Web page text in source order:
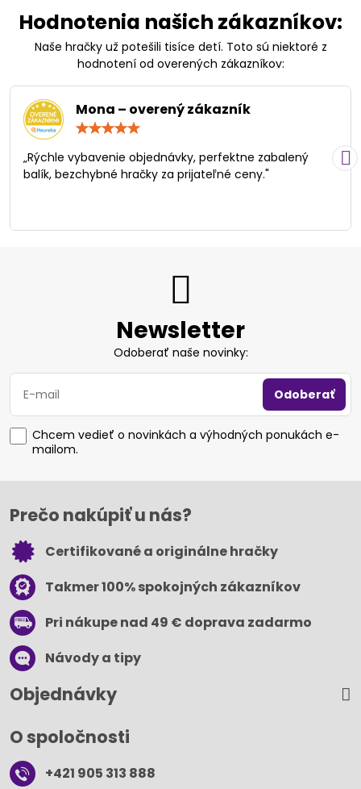
Hodnotenia našich zákazníkov:
Naše hračky už potešili tisíce detí. Toto sú niektoré z
hodnotení od overených zákazníkov:
Mona – overený zákazník
/
5
„Rýchle vybavenie objednávky, perfektne zabalený
balík, bezchybné hračky za prijateľné ceny."
Newsletter
Odoberať naše novinky:
Odoberať
Chcem vedieť o novinkách a výhodných ponukách e-
mailom.
Prečo nakúpiť u nás?
Certifikované a originálne hračky
Takmer 100% spokojných zákazníkov
Pri nákupe nad 49 € doprava zadarmo
Návody a tipy
Objednávky
O spoločnosti
+421 905 313 888